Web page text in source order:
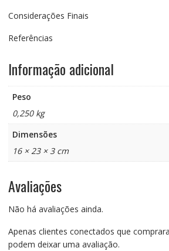
Considerações Finais
Referências
Informação adicional
Peso
0,250 kg
Dimensões
16 × 23 × 3 cm
Avaliações
Não há avaliações ainda.
Apenas clientes conectados que
podem deixar uma avaliação.